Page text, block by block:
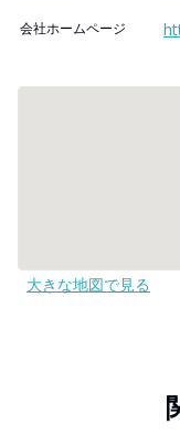
会社ホームページ
大きな地図で見る